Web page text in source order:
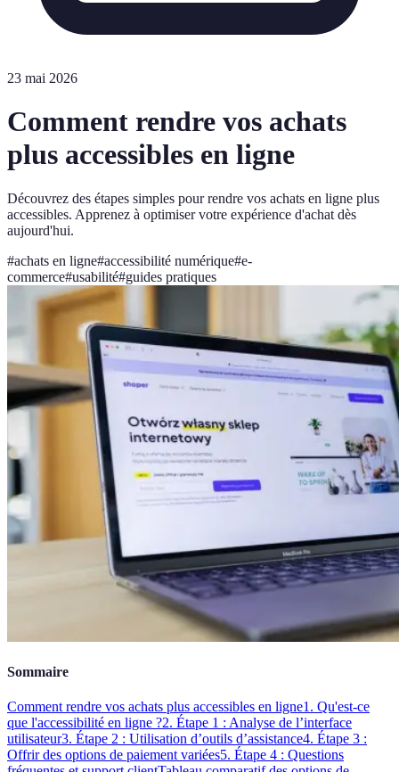
23 mai 2026
Comment rendre vos achats
plus accessibles en ligne
Découvrez des étapes simples pour rendre vos achats en ligne plus
accessibles. Apprenez à optimiser votre expérience d'achat dès
aujourd'hui.
#achats en ligne#accessibilité numérique#e-
commerce#usabilité#guides pratiques
Sommaire
Comment rendre vos achats plus accessibles en ligne1. Qu'est-ce
que l'accessibilité en ligne ?2. Étape 1 : Analyse de l’interface
utilisateur3. Étape 2 : Utilisation d’outils d’assistance4. Étape 3 :
Offrir des options de paiement variées5. Étape 4 : Questions